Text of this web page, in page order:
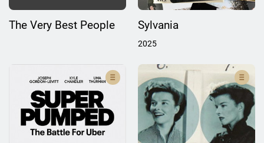
The Very Best People Sylvania
2025